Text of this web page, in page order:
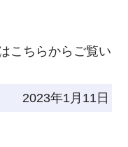
こちらからご覧い
2023年1月11日